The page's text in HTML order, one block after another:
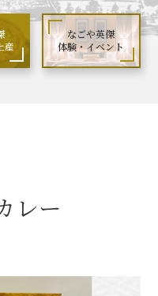
ント
ース
産
なごや英傑
体験・イベント
レー